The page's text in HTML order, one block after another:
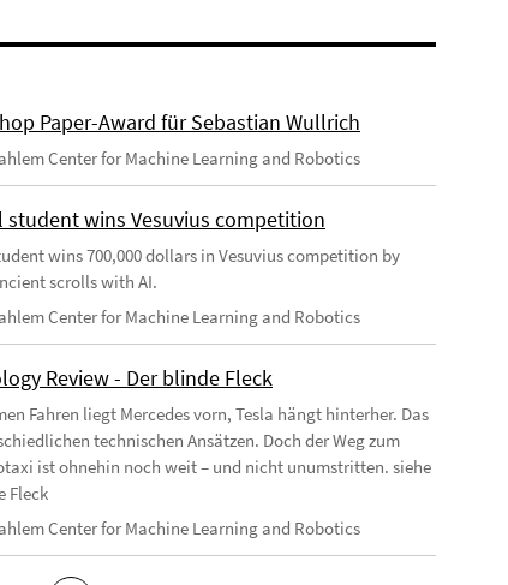
Paper-Award für Sebastian Wullrich
Center for Machine Learning and Robotics
student wins Vesuvius competition
wins 700,000 dollars in Vesuvius competition by
scrolls with AI.
Center for Machine Learning and Robotics
Review - Der blinde Fleck
Fahren liegt Mercedes vorn, Tesla hängt hinterher. Das
technischen Ansätzen. Doch der Weg zum
ist ohnehin noch weit – und nicht unumstritten. siehe
Fleck
Center for Machine Learning and Robotics